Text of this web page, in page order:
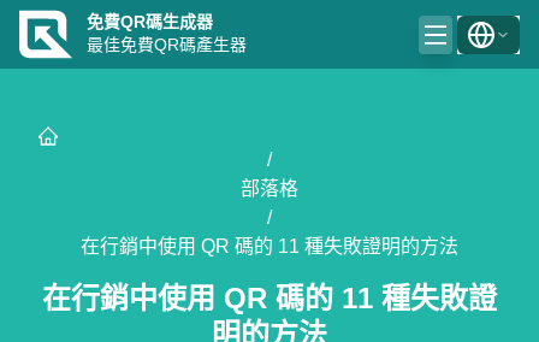
免費QR碼生成器
最佳免費QR碼產生器
/
部落格
/
在行銷中使用 QR 碼的 11 種失敗證明的方法
在行銷中使用 QR 碼的 11 種失敗證
明的方法